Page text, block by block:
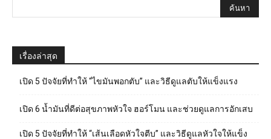
เรื่องล่าสุด
เปิด 5 ปัจจัยที่ทำให้ “ไขมันพอกตับ” และวิธีดูแลตับให้แข็งแรง
เปิด 6 น้ำมันที่ดีต่อสุขภาพหัวใจ ฮอร์โมน และช่วยดูแลการอักเสบ
เปิด 5 ปัจจัยที่ทำให้ “เส้นเลือดหัวใจตีบ” และวิธีดูแลหัวใจให้แข็ง